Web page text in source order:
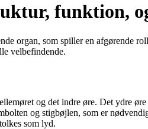
funktion,
organ, som spiller en afgørende
velbefindende.
og det indre øre. Det ydre
og stigbøjlen, som er
som lyd.